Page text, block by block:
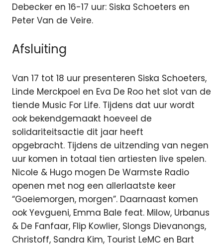
Debecker en 16-17 uur: Siska Schoeters en
Peter Van de Veire.
Afsluiting
Van 17 tot 18 uur presenteren Siska Schoeters,
Linde Merckpoel en Eva De Roo het slot van de
tiende Music For Life. Tijdens dat uur wordt
ook bekendgemaakt hoeveel de
solidariteitsactie dit jaar heeft
opgebracht. Tijdens de uitzending van negen
uur komen in totaal tien artiesten live spelen.
Nicole & Hugo mogen De Warmste Radio
openen met nog een allerlaatste keer
“Goeiemorgen, morgen”. Daarnaast komen
ook Yevgueni, Emma Bale feat. Milow, Urbanus
& De Fanfaar, Flip Kowlier, Slongs Dievanongs,
Christoff, Sandra Kim, Tourist LeMC en Bart